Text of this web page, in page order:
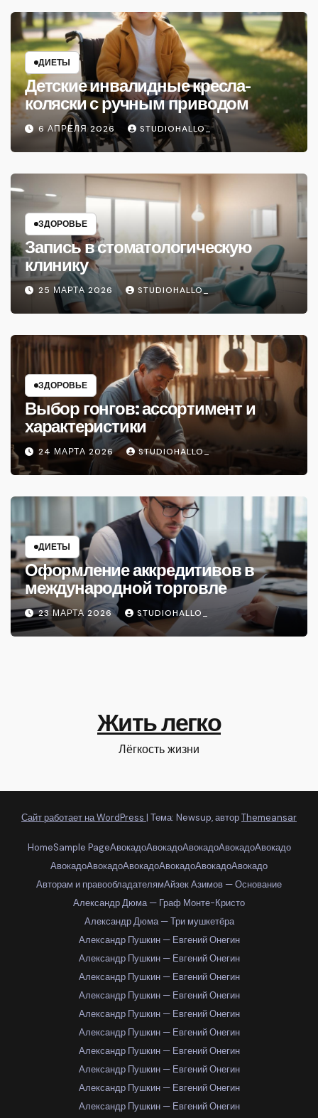
ДИЕТЫ
Детские инвалидные кресла-
коляски с ручным приводом
6 АПРЕЛЯ 2026 STUDIOHALLO_
ЗДОРОВЬЕ
Запись в стоматологическую
клинику
25 МАРТА 2026 STUDIOHALLO_
ЗДОРОВЬЕ
Выбор гонгов: ассортимент и
характеристики
24 МАРТА 2026 STUDIOHALLO_
ДИЕТЫ
Оформление аккредитивов в
международной торговле
23 МАРТА 2026 STUDIOHALLO_
Жить легко
Лёгкость жизни
Сайт работает на WordPress | Тема: Newsup, авторThemeansar
HomeSample PageАвокадоАвокадоАвокадоАвокадоАвокадо
АвокадоАвокадоАвокадоАвокадоАвокадоАвокадо
Авторам и правообладателямАйзек Азимов — Основание
Александр Дюма — Граф Монте-Кристо
Александр Дюма — Три мушкетёра
Александр Пушкин — Евгений Онегин
Александр Пушкин — Евгений Онегин
Александр Пушкин — Евгений Онегин
Александр Пушкин — Евгений Онегин
Александр Пушкин — Евгений Онегин
Александр Пушкин — Евгений Онегин
Александр Пушкин — Евгений Онегин
Александр Пушкин — Евгений Онегин
Александр Пушкин — Евгений Онегин
Александр Пушкин — Евгений Онегин